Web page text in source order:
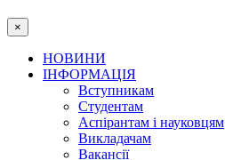
×
НОВИНИ
ІНФОРМАЦІЯ
Вступникам
Студентам
Аспірантам і науковцям
Викладачам
Вакансії